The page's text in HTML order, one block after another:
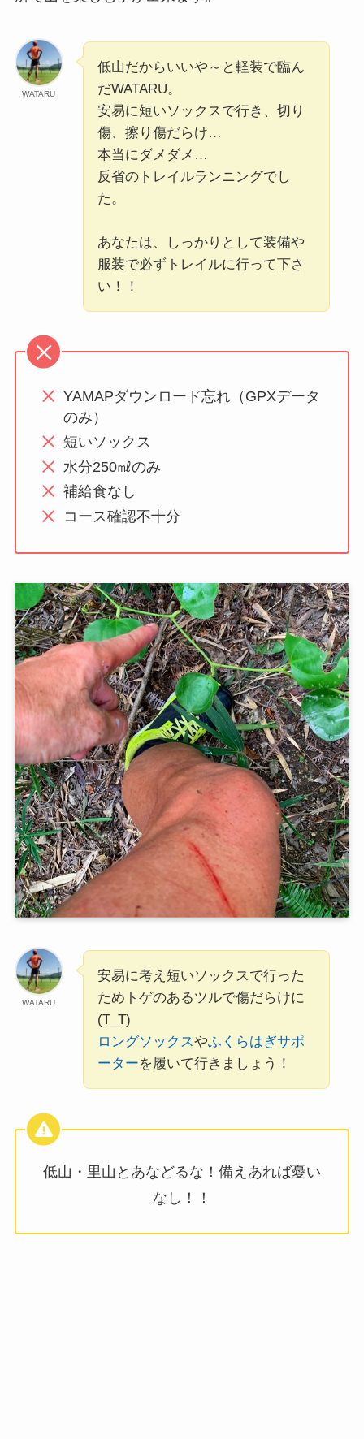
WATARU
低山だからいいや～と軽装で臨ん
だWATARU。
安易に短いソックスで行き、切り
傷、擦り傷だらけ…
本当にダメダメ…
反省のトレイルランニングでし
た。
あなたは、しっかりとして装備や
服装で必ずトレイルに行って下さ
い！！
YAMAPダウンロード忘れ（GPXデータ
のみ）
短いソックス
水分250㎖のみ
補給食なし
コース確認不十分
WATARU
安易に考え短いソックスで行った
ためトゲのあるツルで傷だらけに
(T_T)
ロングソックスやふくらはぎサポ
ーターを履いて行きましょう！
低山・里山とあなどるな！備えあれば憂い
なし！！